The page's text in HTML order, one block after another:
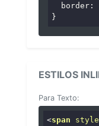
border :
}
ESTILOS
Para Texto:
<span style